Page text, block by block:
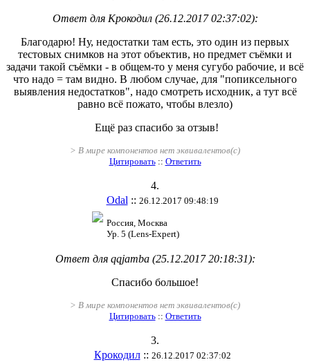
Ответ для Крокодил (26.12.2017 02:37:02):
Благодарю! Ну, недостатки там есть, это один из первых
тестовых снимков на этот объектив, но предмет съёмки и
задачи такой съёмки - в общем-то у меня сугубо рабочие, и всё
что надо = там видно. В любом случае, для "попиксельного
выявления недостатков", надо смотреть исходник, а тут всё
равно всё пожато, чтобы влезло)
Ещё раз спасибо за отзыв!
> В мире компонентов нет эквивалентов(с)
Цитировать:: Ответить
4.
Odal:: 26.12.2017 09:48:19
Россия, Москва
Ур. 5 (Lens-Expert)
Ответ для qqjamba (25.12.2017 20:18:31):
Спасибо большое!
> В мире компонентов нет эквивалентов(с)
Цитировать:: Ответить
3.
Крокодил:: 26.12.2017 02:37:02